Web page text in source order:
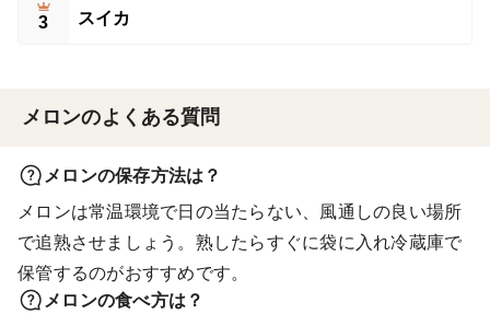
3 スイカ
メロンのよくある質問
メロンの保存方法は？
メロンは常温環境で日の当たらない、風通しの良い場所
で追熟させましょう。熟したらすぐに袋に入れ冷蔵庫で
保管するのがおすすめです。
メロンの食べ方は？